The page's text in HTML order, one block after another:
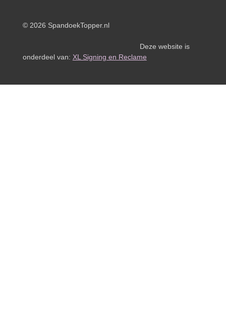
© 2026 SpandoekTopper.nl
Deze website is
onderdeel van: XL Signing en Reclame